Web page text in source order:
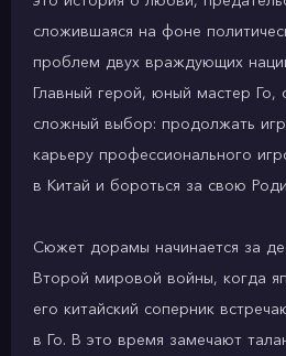
сложившаяся на фоне
проблем двух враждующих
Главный герой, юный мастер Го,
сложный выбор: продолжать
карьеру профессионального
в Китай и бороться за свою
Сюжет дорамы начинается за
Второй мировой войны, когда
его китайский соперник
в Го. В это время замечают